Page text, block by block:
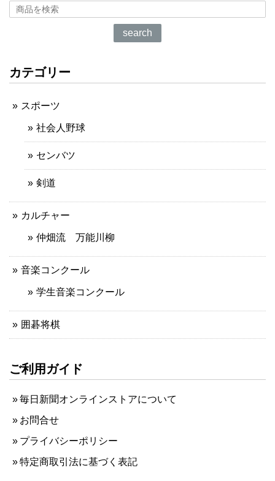
search
カテゴリー
スポーツ
社会人野球
センバツ
剣道
カルチャー
仲畑流 万能川柳
音楽コンクール
学生音楽コンクール
囲碁将棋
ご利用ガイド
毎日新聞オンラインストアについて
お問合せ
プライバシーポリシー
特定商取引法に基づく表記